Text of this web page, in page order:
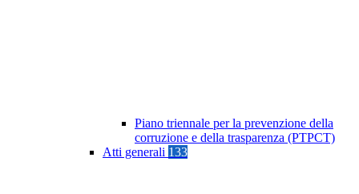
Piano triennale per la prevenzione della
corruzione e della trasparenza (PTPCT)
Atti generali 133